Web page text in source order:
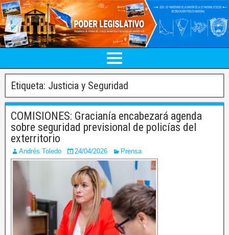
Etiqueta: Justicia y Seguridad
COMISIONES: Gracianía encabezará agenda
sobre seguridad previsional de policías del
exterritorio
Andrés Toledo 24/04/2026 Prensa